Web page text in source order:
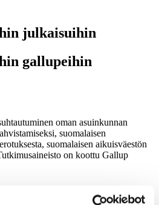
julkaisuihin
gallupeihin
oman asuinkunnan
suomalaisen
suomalaisen aikuisväestön
on koottu Gallup